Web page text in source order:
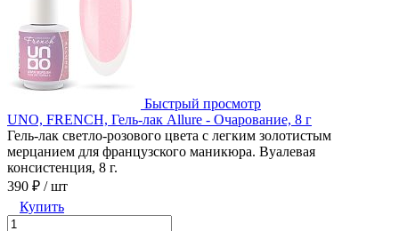
Быстрый просмотр
UNO, FRENCH, Гель-лак Allure - Очарование, 8 г
Гель-лак светло-розового цвета с легким золотистым
мерцанием для французского маникюра. Вуалевая
консистенция, 8 г.
390 ₽ / шт
Купить